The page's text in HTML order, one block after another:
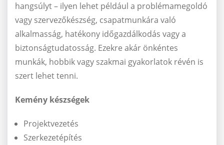
hangsúlyt – ilyen lehet például a problémamegoldó
vagy szervezőkészség, csapatmunkára való
alkalmasság, hatékony időgazdálkodás vagy a
biztonságtudatosság. Ezekre akár önkéntes
munkák, hobbik vagy szakmai gyakorlatok révén is
szert lehet tenni.
Kemény készségek
Projektvezetés
Szerkezetépítés